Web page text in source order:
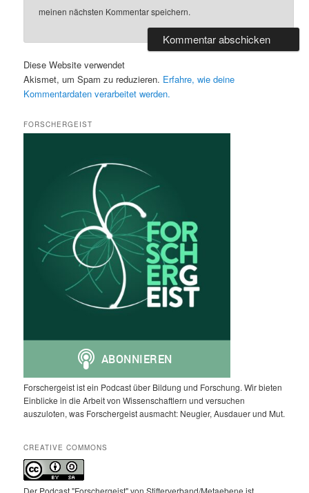
meinen nächsten Kommentar speichern.
Diese Website verwendet
Akismet, um Spam zu reduzieren. Erfahre, wie deine
Kommentardaten verarbeitet werden.
FORSCHERGEIST
Forschergeist ist ein Podcast über Bildung und Forschung. Wir bieten
Einblicke in die Arbeit von Wissenschaftlern und versuchen
auszuloten, was Forschergeist ausmacht: Neugier, Ausdauer und Mut.
CREATIVE COMMONS